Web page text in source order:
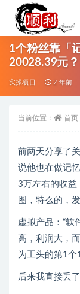
1个粉丝靠「
20028.39元？
实操项目 2 年前
当前位置： 首页
前两天分享了
说他也在做记
3万左右的收益
图，特么的，
虚拟产品：“软
高，利润大，
为工头的第1个
后来我直接丢
全部